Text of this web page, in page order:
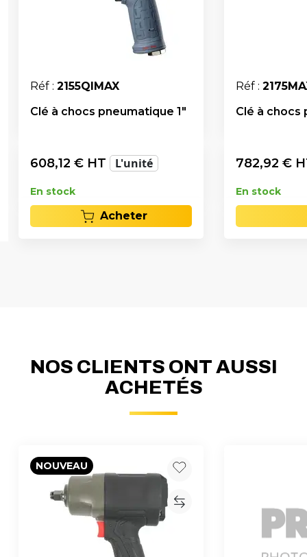
Réf : 2155QIMAX
Clé à chocs pneumatique 1"
608,12 € HT L'unité
En stock
Acheter
Réf :
Clé à chocs
782,92 €
En stock
NOS CLIENTS ONT AUSSI
ACHETÉS
NOUVEAU